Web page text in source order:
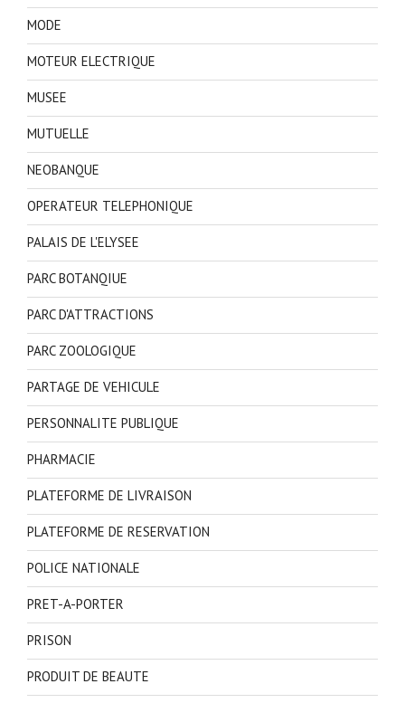
MODE
MOTEUR ELECTRIQUE
MUSEE
MUTUELLE
NEOBANQUE
OPERATEUR TELEPHONIQUE
PALAIS DE L'ELYSEE
PARC BOTANQIUE
PARC D'ATTRACTIONS
PARC ZOOLOGIQUE
PARTAGE DE VEHICULE
PERSONNALITE PUBLIQUE
PHARMACIE
PLATEFORME DE LIVRAISON
PLATEFORME DE RESERVATION
POLICE NATIONALE
PRET-A-PORTER
PRISON
PRODUIT DE BEAUTE